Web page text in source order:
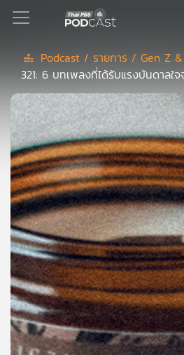
Podcast
เพล
ย์
ลิ
สต์
แนะนำ
เพล
ย์
ลิ
สต์
ของ
คุณ
Podcast / รายการ /Gen Z
321: 6 บทเพลงที่ได้รับแรงบันดาลใ